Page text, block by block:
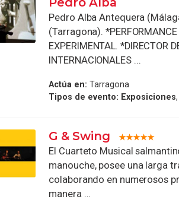
Pedro Alba Antequera
(Tarragona). *PERFORMANCE
EXPERIMENTAL. *DIRECTOR
INTERNACIONALES ...
Actúa en: Tarragona
Tipos de evento: Exposiciones
G & Swing
El Cuarteto Musical
manouche, posee una larga
colaborando en numerosos
manera ...